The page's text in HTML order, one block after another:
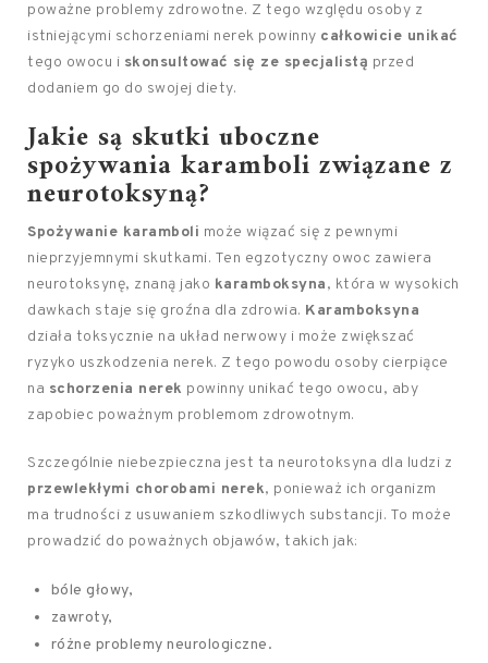
poważne problemy zdrowotne. Z tego względu osoby z
istniejącymi schorzeniami nerek powinny całkowicie unikać
tego owocu i skonsultować się ze specjalistą przed
dodaniem go do swojej diety.
Jakie są skutki uboczne
spożywania karamboli związane z
neurotoksyną?
Spożywanie karamboli może wiązać się z pewnymi
nieprzyjemnymi skutkami. Ten egzotyczny owoc zawiera
neurotoksynę, znaną jako karamboksyna, która w wysokich
dawkach staje się groźna dla zdrowia. Karamboksyna
działa toksycznie na układ nerwowy i może zwiększać
ryzyko uszkodzenia nerek. Z tego powodu osoby cierpiące
na schorzenia nerek powinny unikać tego owocu, aby
zapobiec poważnym problemom zdrowotnym.
Szczególnie niebezpieczna jest ta neurotoksyna dla ludzi z
przewlekłymi chorobami nerek, ponieważ ich organizm
ma trudności z usuwaniem szkodliwych substancji. To może
prowadzić do poważnych objawów, takich jak:
bóle głowy,
zawroty,
różne problemy neurologiczne.